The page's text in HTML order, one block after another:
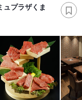
プラザくま